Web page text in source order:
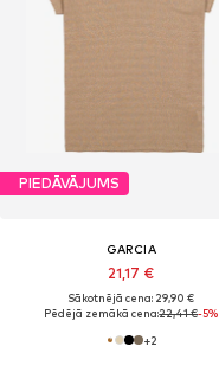
PIEDĀVĀJUMS
GARCIA
21,17 €
Sākotnējā cena: 29,90 €
Pēdējā zemākā cena:22,41 €-5%
+2